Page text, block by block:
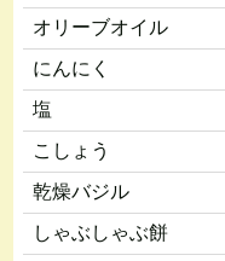
オリーブオイル
にんにく
塩
こしょう
乾燥バジル
しゃぶしゃぶ餅